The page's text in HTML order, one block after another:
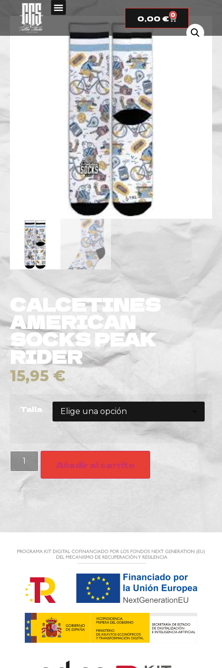
0,00€ 0
CALCETINES
AMERICAN
SOCKS PEAK
RIDER
15,95 €
Talla
Añadir al carrito